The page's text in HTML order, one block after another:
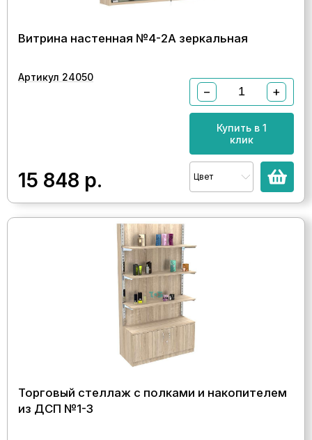
Витрина настенная №4-2А зеркальная
Артикул 24050
15 848 р.
− +
Купить в 1
клик
Цвет
Торговый стеллаж с полками и накопителем
из ДСП №1-3